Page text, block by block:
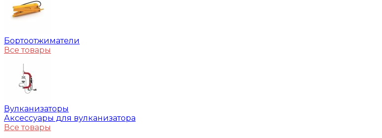
Бортоотжиматели
Все товары
Вулканизаторы
Аксессуары для вулканизатора
Все товары